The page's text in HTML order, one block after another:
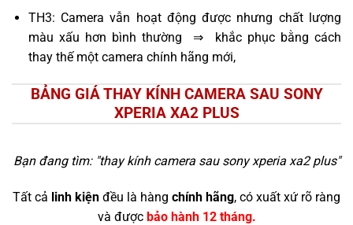
TH3: Camera vẫn hoạt động được nhưng chất lượng
màu xấu hơn bình thường ⇒ khắc phục bằng cách
thay thế một camera chính hãng mới,
BẢNG GIÁ THAY KÍNH CAMERA SAU SONY
XPERIA XA2 PLUS
Bạn đang tìm: "thay kính camera sau sony xperia xa2 plus"
Tất cả linh kiện đều là hàng chính hãng, có xuất xứ rõ ràng
và được bảo hành 12 tháng.